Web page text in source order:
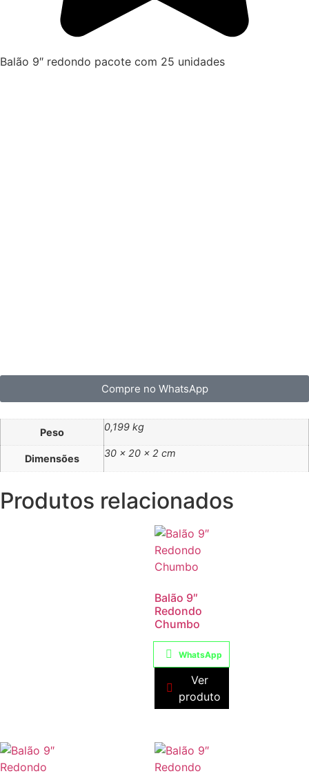
Balão 9″ redondo pacote com 25 unidades
Compre no WhatsApp
Peso 0,199 kg
Dimensões 30 × 20 × 2 cm
Produtos relacionados
Balão 9″
Redondo
Chumbo
WhatsApp
Ver
produto